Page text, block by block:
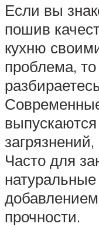
Если вы
пошив
кухню
проблема,
Часто для
прочности.